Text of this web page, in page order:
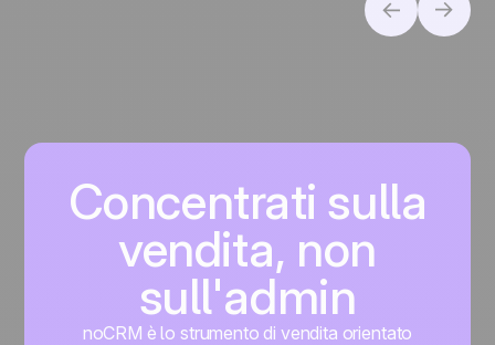
Concentrati sulla
vendita, non
sull'admin
noCRM è lo strumento di vendita orientato